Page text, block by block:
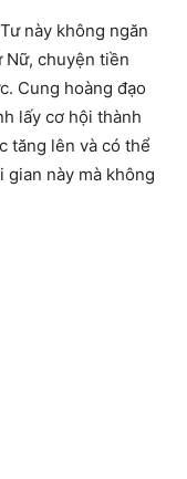
này không ngăn
Nữ, chuyện tiền
Cung hoàng đạo
lấy cơ hội thành
tăng lên và có thể
này mà không